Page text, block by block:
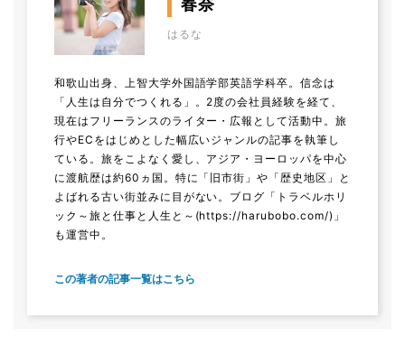
春奈
はるな
和歌山出身、上智大学外国語学部英語学科卒。信念は
「人生は自分でつくれる」。2度の会社員経験を経て、
現在はフリーランスのライター・広報として活動中。旅
行やECをはじめとした幅広いジャンルの記事を執筆し
ている。旅をこよなく愛し、アジア・ヨーロッパを中心
に渡航歴は約60ヵ国。特に「旧市街」や「歴史地区」と
よばれる古い街並みに目がない。ブログ「トラベルホリ
ック～旅と仕事と人生と～ (https://harubobo.com/) 」
も運営中。
この著者の記事一覧はこちら